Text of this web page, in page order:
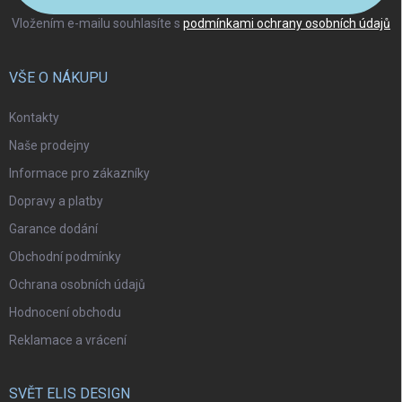
Vložením e-mailu souhlasíte s podmínkami ochrany osobních údajů
VŠE O NÁKUPU
Kontakty
Naše prodejny
Informace pro zákazníky
Dopravy a platby
Garance dodání
Obchodní podmínky
Ochrana osobních údajů
Hodnocení obchodu
Reklamace a vrácení
SVĚT ELIS DESIGN